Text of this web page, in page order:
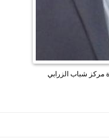
مركز شباب الزرابي